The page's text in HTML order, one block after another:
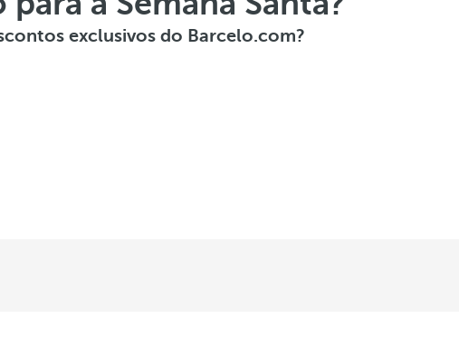
exclusivos do Barcelo.com?